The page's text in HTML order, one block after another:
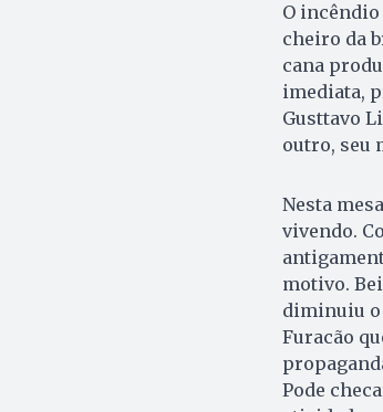
O incêndio
cheiro da
cana
imediata,
Gusttavo
outro, seu
Nesta
vivendo.
motivo.
diminuiu o
Furacão
Pode